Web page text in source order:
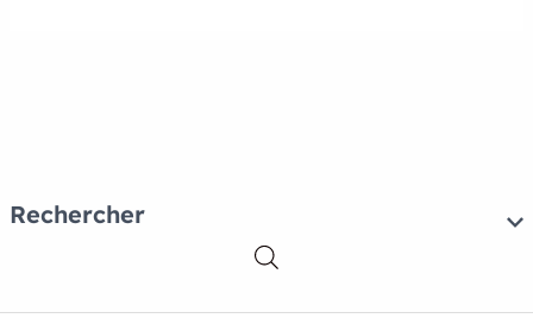
Rechercher